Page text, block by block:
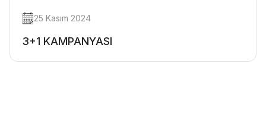
25 Kasım 2024
3+1 KAMPANYASI